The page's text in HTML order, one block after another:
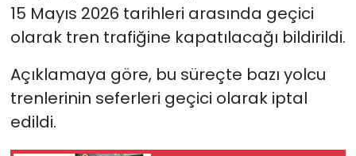
15 Mayıs 2026 tarihleri arasında geçici
olarak tren trafiğine kapatılacağı bildirildi.
Açıklamaya göre, bu süreçte bazı yolcu
trenlerinin seferleri geçici olarak iptal
edildi.